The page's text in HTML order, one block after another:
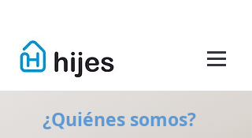
¿Quiénes somos?